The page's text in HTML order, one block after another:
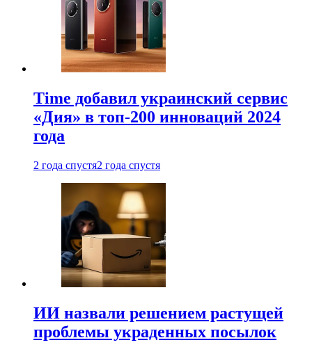
Time добавил украинский сервис
«Дия» в топ-200 инноваций 2024
года
2 года спустя2 года спустя
ИИ назвали решением растущей
проблемы украденных посылок